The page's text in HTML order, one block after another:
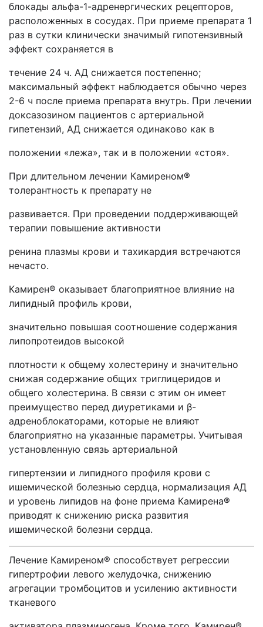
блокады альфа-1-адренергических рецепторов,
расположенных в сосудах. При приеме препарата 1
раз в сутки клинически значимый гипотензивный
эффект сохраняется в
течение 24 ч. АД снижается постепенно;
максимальный эффект наблюдается обычно через
2-6 ч после приема препарата внутрь. При лечении
доксазозином пациентов с артериальной
гипетензий, АД снижается одинаково как в
положении «лежа», так и в положении «стоя».
При длительном лечении Камиреном®
толерантность к препарату не
развивается. При проведении поддерживающей
терапии повышение активности
ренина плазмы крови и тахикардия встречаются
нечасто.
Камирен® оказывает благоприятное влияние на
липидный профиль крови,
значительно повышая соотношение содержания
липопротеидов высокой
плотности к общему холестерину и значительно
снижая содержание общих триглицеридов и
общего холестерина. В связи с этим он имеет
преимущество перед диуретиками и β-
адреноблокаторами, которые не влияют
благоприятно на указанные параметры. Учитывая
установленную связь артериальной
гипертензии и липидного профиля крови с
ишемической болезнью сердца, нормализация АД
и уровень липидов на фоне приема Камирена®
приводят к снижению риска развития
ишемической болезни сердца.
Лечение Камиреном® способствует регрессии
гипертрофии левого желудочка, снижению
агрегации тромбоцитов и усилению активности
тканевого